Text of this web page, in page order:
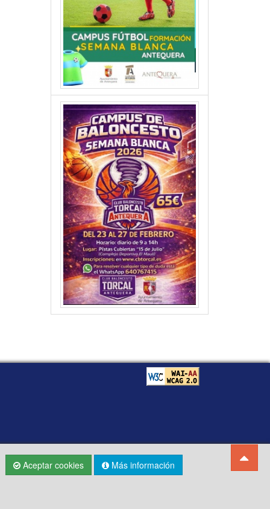
Aceptar cookies Más información